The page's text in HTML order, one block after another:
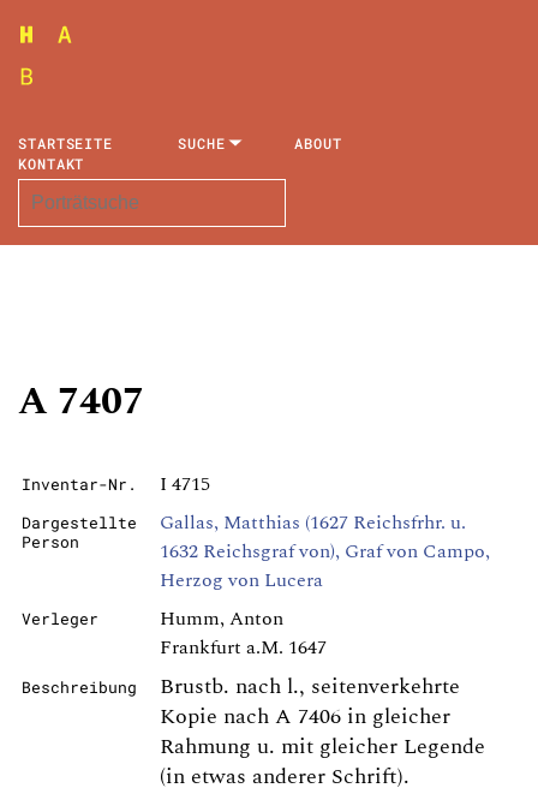
STARTSEITE SUCHE
ABOUT
KONTAKT
A 7407
Inventar-Nr. I 4715
Dargestellte
Person
Gallas, Matthias (1627 Reichsfrhr. u.
1632 Reichsgraf von), Graf von Campo,
Herzog von Lucera
Verleger
Humm, Anton
Frankfurt a.M. 1647
Beschreibung
Brustb. nach l., seitenverkehrte
Kopie nach A 7406 in gleicher
Rahmung u. mit gleicher Legende
(in etwas anderer Schrift).